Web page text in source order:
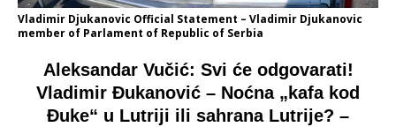
Vladimir Djukanovic Official Statement – Vladimir Djukanovic
member of Parlament of Republic of Serbia
Aleksandar Vučić: Svi će odgovarati!
Vladimir Đukanović – Noćna „kafa kod
Đuke“ u Lutriji ili sahrana Lutrije? –